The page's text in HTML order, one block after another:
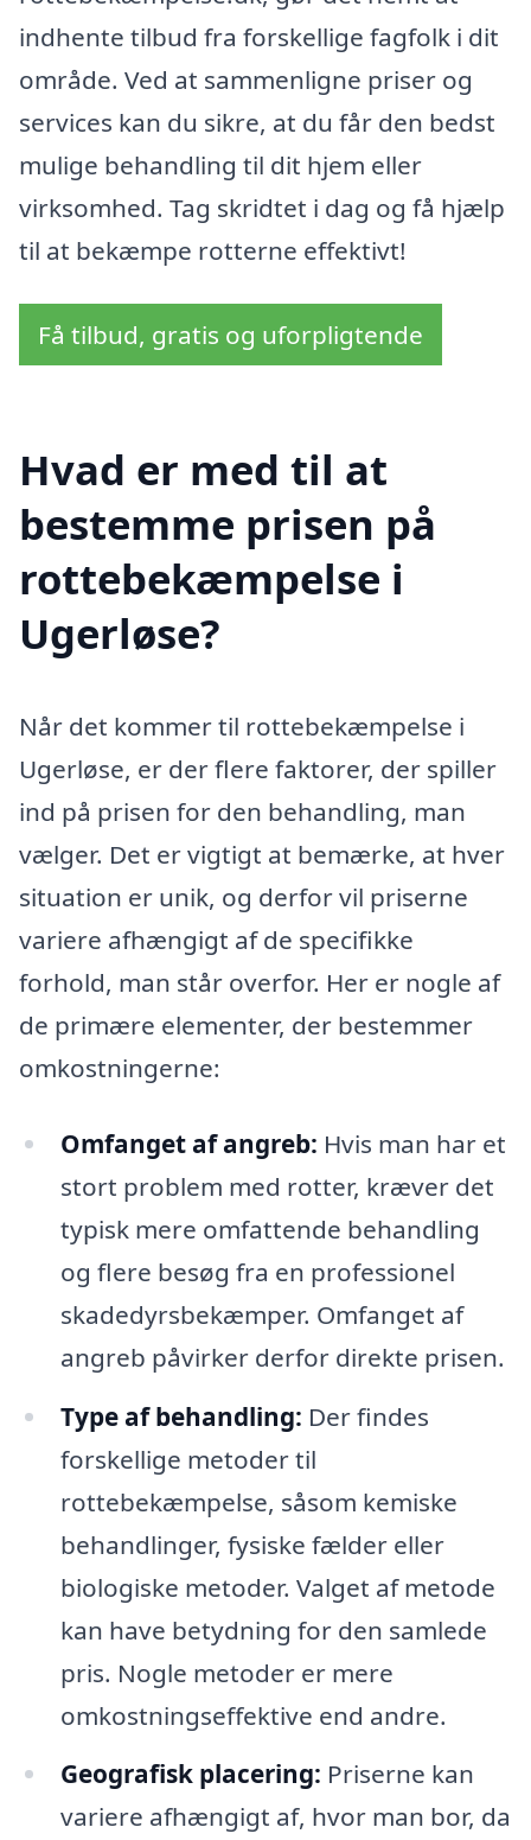
indhente tilbud fra forskellige fagfolk i dit
område. Ved at sammenligne priser og
services kan du sikre, at du får den bedst
mulige behandling til dit hjem eller
virksomhed. Tag skridtet i dag og få hjælp
til at bekæmpe rotterne effektivt!
Få tilbud, gratis og uforpligtende
Hvad er med til at
bestemme prisen på
rottebekæmpelse i
Ugerløse?
Når det kommer til rottebekæmpelse i
Ugerløse, er der flere faktorer, der spiller
ind på prisen for den behandling, man
vælger. Det er vigtigt at bemærke, at hver
situation er unik, og derfor vil priserne
variere afhængigt af de specifikke
forhold, man står overfor. Her er nogle af
de primære elementer, der bestemmer
omkostningerne:
Omfanget af angreb: Hvis man har et
stort problem med rotter, kræver det
typisk mere omfattende behandling
og flere besøg fra en professionel
skadedyrsbekæmper. Omfanget af
angreb påvirker derfor direkte prisen.
Type af behandling: Der findes
forskellige metoder til
rottebekæmpelse, såsom kemiske
behandlinger, fysiske fælder eller
biologiske metoder. Valget af metode
kan have betydning for den samlede
pris. Nogle metoder er mere
omkostningseffektive end andre.
Geografisk placering: Priserne kan
variere afhængigt af, hvor man bor, da